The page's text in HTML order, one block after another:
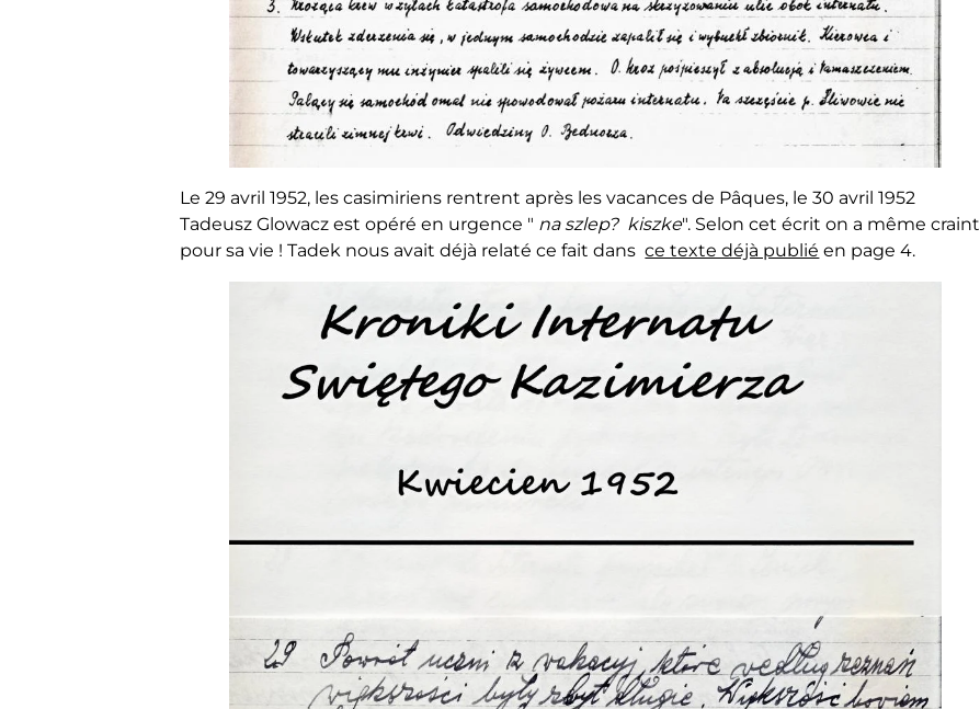
Le 29 avril 1952, les casimiriens rentrent après les vacances de Pâques, le 30 avril 1952
Tadeusz Glowacz est opéré en urgence " na szlep? kiszke". Selon cet écrit on a même craint
pour sa vie ! Tadek nous avait déjà relaté ce fait dansce texte déjà publié en page 4.